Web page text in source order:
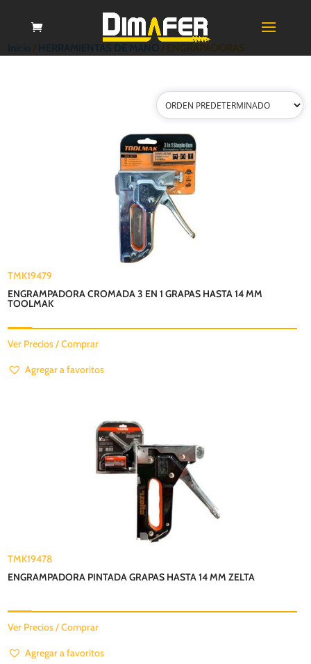
Inicio / HERRAMIENTAS DE MANO / ENGRAPADORAS
TMK19479
ENGRAMPADORA CROMADA 3 EN 1 GRAPAS HASTA 14 MM
TOOLMAK
Ver Precios / Comprar
Agregar a favoritos
TMK19478
ENGRAMPADORA PINTADA GRAPAS HASTA 14 MM ZELTA
Ver Precios / Comprar
Agregar a favoritos